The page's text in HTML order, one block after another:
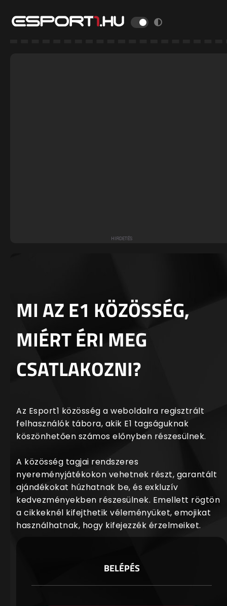
MI AZ E1 KÖZÖSSÉG,
MIÉRT ÉRI MEG
CSATLAKOZNI?
Az Esport1 közösség a weboldalra regisztrált
felhasználók tábora, akik E1 tagságuknak
köszönhetően számos előnyben részesülnek.
A közösség tagjai rendszeres
nyereményjátékokon vehetnek részt, garantált
ajándékokat húzhatnak be, és exkluzív
kedvezményekben részesülnek. Emellett rögtön
a cikkeknél kifejthetik véleményüket, emojikat
használhatnak, hogy kifejezzék érzelmeiket.
BELÉPÉS